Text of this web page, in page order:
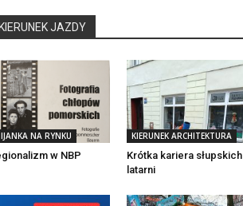
JAZDY
NA RYNKU
w NBP
KIERUNEK ARCHITEKTURA
Krótka kariera słupskich
latarni